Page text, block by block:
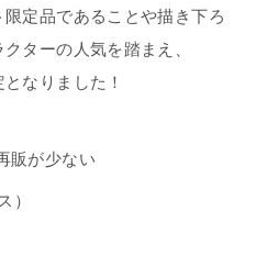
定品であることや描き下ろ
ターの人気を踏まえ、
なりました！
販が少ない
）